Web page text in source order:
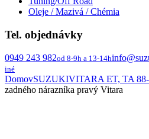
Oleje / Mazivá / Chémia
Tel. objednávky
0949 243 982od 8-9h a 13-14h
iné
DomovSUZUKIVITARA ET, TA
zadného nárazníka pravý Vitara